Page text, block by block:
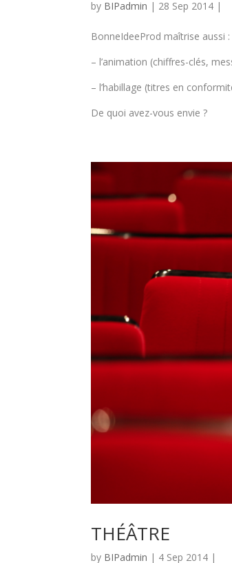
by BIPadmin | 28 Sep 2014 |
BonneIdeeProd maîtrise aussi :
– l’animation (chiffres-clés,
– l’habillage (titres en
De quoi avez-vous envie ?
THÉÂTRE
by BIPadmin | 4 Sep 2014 |